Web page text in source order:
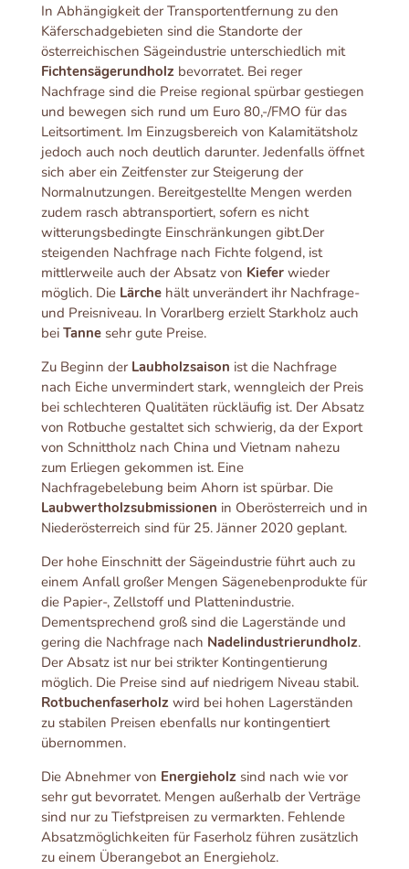
In Abhängigkeit der Transportentfernung zu den
Käferschadgebieten sind die Standorte der
österreichischen Sägeindustrie unterschiedlich mit
Fichtensägerundholzbevorratet. Bei reger
Nachfrage sind die Preise regional spürbar gestiegen
und bewegen sich rund um Euro 80,-/FMO für das
Leitsortiment. Im Einzugsbereich von Kalamitätsholz
jedoch auch noch deutlich darunter. Jedenfalls öffnet
sich aber ein Zeitfenster zur Steigerung der
Normalnutzungen. Bereitgestellte Mengen werden
zudem rasch abtransportiert, sofern es nicht
witterungsbedingte Einschränkungen gibt.Der
steigenden Nachfrage nach Fichte folgend, ist
mittlerweile auch der Absatz von Kieferwieder
möglich. Die Lärchehält unverändert ihr Nachfrage-
und Preisniveau. In Vorarlberg erzielt Starkholz auch
bei Tannesehr gute Preise.
Zu Beginn der Laubholzsaison ist die Nachfrage
nach Eiche unvermindert stark, wenngleich der Preis
bei schlechteren Qualitäten rückläufig ist. Der Absatz
von Rotbuche gestaltet sich schwierig, da der Export
von Schnittholz nach China und Vietnam nahezu
zum Erliegen gekommen ist. Eine
Nachfragebelebung beim Ahorn ist spürbar. Die
Laubwertholzsubmissionen in Oberösterreich und in
Niederösterreich sind für 25. Jänner 2020 geplant.
Der hohe Einschnitt der Sägeindustrie führt auch zu
einem Anfall großer Mengen Sägenebenprodukte für
die Papier-, Zellstoff und Plattenindustrie.
Dementsprechend groß sind die Lagerstände und
gering die Nachfrage nach Nadelindustrierundholz.
Der Absatz ist nur bei strikter Kontingentierung
möglich. Die Preise sind auf niedrigem Niveau stabil.
Rotbuchenfaserholzwird bei hohen Lagerständen
zu stabilen Preisen ebenfalls nur kontingentiert
übernommen.
Die Abnehmer von Energieholzsind nach wie vor
sehr gut bevorratet. Mengen außerhalb der Verträge
sind nur zu Tiefstpreisen zu vermarkten. Fehlende
Absatzmöglichkeiten für Faserholz führen zusätzlich
zu einem Überangebot an Energieholz.